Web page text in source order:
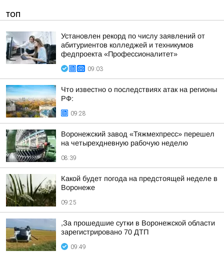
ТОП
Установлен рекорд по числу заявлений от
абитуриентов колледжей и техникумов
федпроекта «Профессионалитет»
09:03
Что известно о последствиях атак на регионы
РФ:
09:28
Воронежский завод «Тяжмехпресс» перешел
на четырехдневную рабочую неделю
08:39
Какой будет погода на предстоящей неделе в
Воронеже
09:25
,За прошедшие сутки в Воронежской области
зарегистрировано 70 ДТП
09:49